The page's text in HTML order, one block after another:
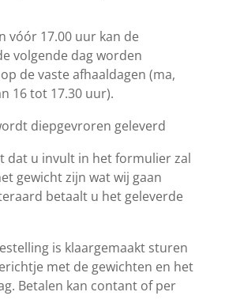
vóór 17.00 uur kan de
volgende dag worden
de vaste afhaaldagen (ma,
16 tot 17.30 uur).
diepgevroren geleverd
dat u invult in het formulier zal
gewicht zijn wat wij gaan
betaalt u het geleverde
is klaargemaakt sturen
met de gewichten en het
Betalen kan contant of per